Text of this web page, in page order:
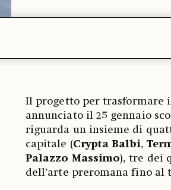
Il progetto per trasformare
annunciato il 25 gennaio
riguarda un insieme di
capitale (Crypta Balbi,
Palazzo Massimo), tre dei
dell’arte preromana fino al